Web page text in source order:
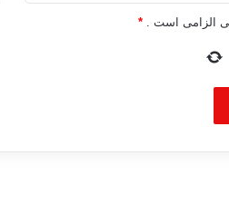
الزامی است . *